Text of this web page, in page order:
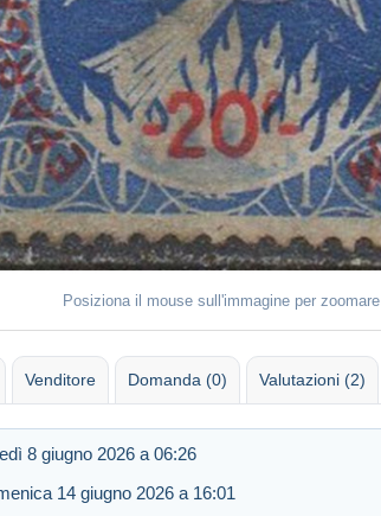
Posiziona il mouse sull'immagine per zoomare
Venditore Domanda (0) Valutazioni (2)
8 giugno 2026 a 06:26
14 giugno 2026 a 16:01